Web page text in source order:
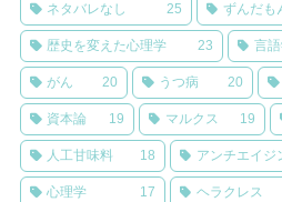
ネタバレなし 25 ずんだも
歴史を変えた心理学 23 言
がん 20 うつ病 20
資本論 19 マルクス 19
人工甘味料 18 アンチエイジ
心理学 17 ヘラクレス